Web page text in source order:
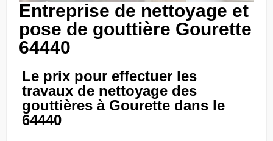
Entreprise de nettoyage et
pose de gouttière Gourette
64440
Le prix pour effectuer les
travaux de nettoyage des
gouttières à Gourette dans le
64440